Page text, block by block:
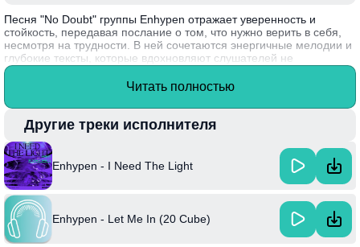
Песня "No Doubt" группы Enhypen отражает уверенность и
стойкость, передавая послание о том, что нужно верить в себя,
несмотря на трудности. В ней сочетаются энергичные мелодии и
глубокие тексты, которые вдохновляют слушателей не
сомневаться в своих силах. Группа использует яркие метафоры,
показывая, что каждый может преодолеть преграды на пути к
Интересный факт: "No Doubt" входит в их дебютный альбом,
который был написан в сотрудничестве с известными
композиторами и продюсерами, что помогает Enhypen привнести
уникальный стиль в K-pop.
Читать полностью
Другие треки исполнителя
Enhypen - I Need The Light
Enhypen - Let Me In (20 Cube)